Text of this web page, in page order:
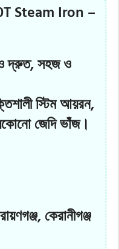
Steam Iron –
দ্রুত, সহজ ও
স্টিম আয়রন,
জেদি ভাঁজ।
কেরানীগঞ্জ